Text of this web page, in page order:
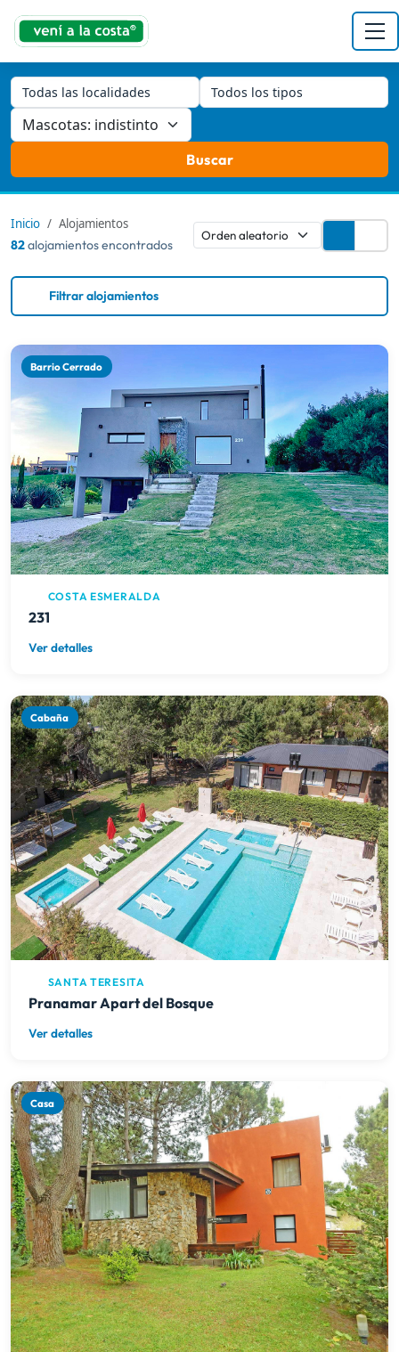
Todas las localidades Todos los tipos
Buscar
Inicio
Alojamientos
82alojamientos encontrados
Filtrar alojamientos
Barrio Cerrado
COSTA ESMERALDA
231
Ver detalles
Cabaña
SANTA TERESITA
Pranamar Apart del Bosque
Ver detalles
Casa